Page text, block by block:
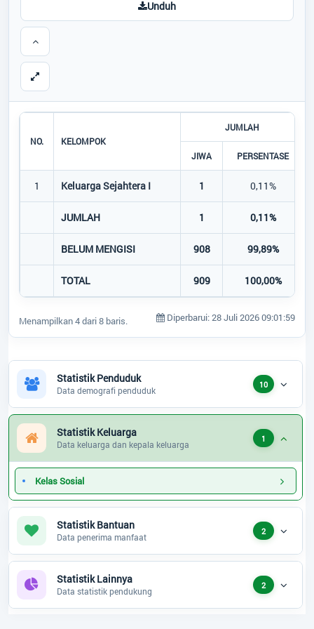
Statistik Penduduk
Data demografi penduduk
10
Statistik Keluarga
Data keluarga dan kepala keluarga
1
Kelas Sosial
Statistik Bantuan
Data penerima manfaat
2
Statistik Lainnya
Data statistik pendukung
2
Unduh
NO. KELOMPOK
JUMLAH
JIWA PERSENTASE
1 Keluarga Sejahtera I 1 0,11%
JUMLAH 1 0,11%
BELUM MENGISI 908 99,89%
TOTAL 909 100,00%
Menampilkan 4 dari 8 baris. Diperbarui: 28 Juli 2026 09:01:59